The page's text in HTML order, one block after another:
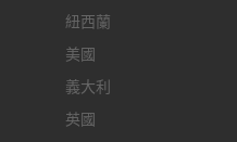
紐西蘭
美國
義大利
英國